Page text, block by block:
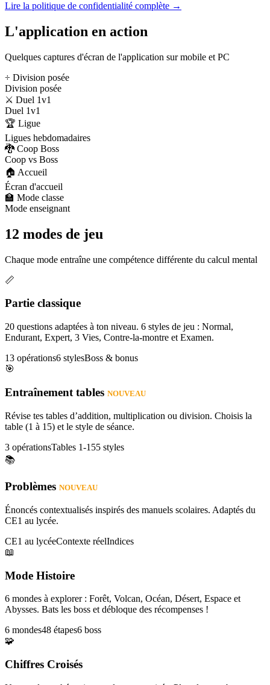
Lire la politique de confidentialité complète →
L'application en action
Quelques captures d'écran de l'application sur mobile et PC
÷ Division posée
Division posée
⚔️ Duel 1v1
Duel 1v1
🏆 Ligue
Ligues hebdomadaires
🐉 Coop Boss
Coop vs Boss
🏠 Accueil
Écran d'accueil
🏫 Mode classe
Mode enseignant
12 modes de jeu
Chaque mode entraîne une compétence différente du calcul mental
📏
Partie classique
20 questions adaptées à ton niveau. 6 styles de jeu : Normal,
Endurant, Expert, 3 Vies, Contre-la-montre et Examen.
13 opérations6 stylesBoss & bonus
🎯
Entraînement tables NOUVEAU
Révise tes tables d’addition, multiplication ou division. Choisis la
table (1 à 15) et le style de séance.
3 opérationsTables 1-155 styles
📚
Problèmes NOUVEAU
Énoncés contextualisés inspirés des manuels scolaires. Adaptés du
CE1 au lycée.
CE1 au lycéeContexte réelIndices
📖
Mode Histoire
6 mondes à explorer : Forêt, Volcan, Océan, Désert, Espace et
Abysses. Bats les boss et débloque des récompenses !
6 mondes48 étapes6 boss
🧩
Chiffres Croisés